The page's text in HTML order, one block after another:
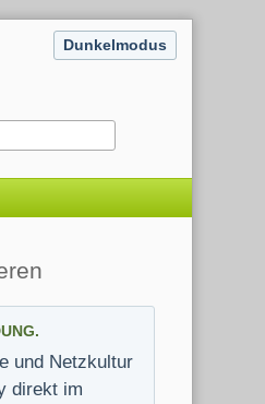
Dunkelmodus
und Netzkultur
direkt im